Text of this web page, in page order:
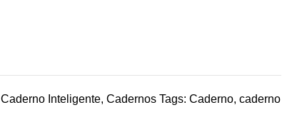
Caderno Inteligente, Cadernos Tags: Caderno, caderno